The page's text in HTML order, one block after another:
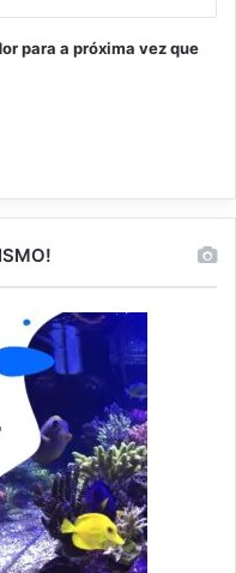
para a próxima vez que